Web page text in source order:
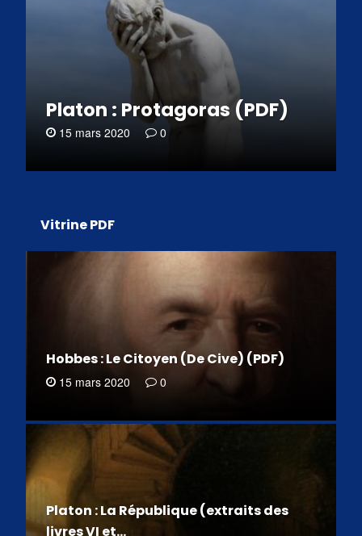
Platon : Protagoras (PDF)
15 mars 2020 0
Vitrine PDF
Hobbes : Le Citoyen (De Cive) (PDF)
15 mars 2020 0
Platon : La République (extraits des
livres VI et…